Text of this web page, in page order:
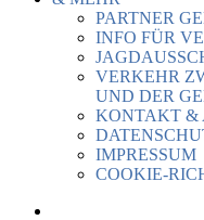
PARTNER
INFO FÜR
VERKEHR
UND DER
KONTAKT &
IMPRESSUM
COOKIE-